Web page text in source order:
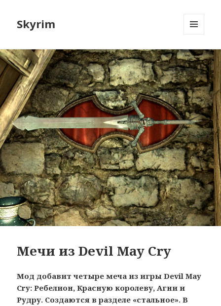
Skyrim
ВИДЖЕТЫ
Мечи из Devil May Cry
Мод добавит четыре меча из игры Devil May
Cry: Ребелион, Красную королеву, Агни и
Рудру. Создаются в разделе «стальное». В